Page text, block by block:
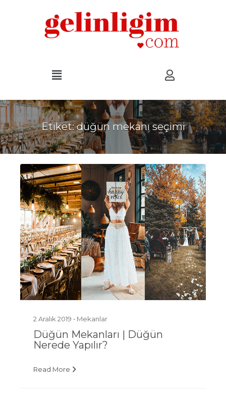
Etiket:düğün mekanı seçimi
2 Aralık 2019 • Mekanlar
Düğün Mekanları | Düğün
Nerede Yapılır?
Read More